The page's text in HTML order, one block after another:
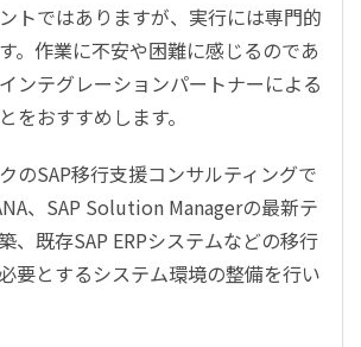
トではありますが、実行には専門的
。作業に不安や困難に感じるのであ
ンテグレーションパートナーによる
をおすすめします。
のSAP移行支援コンサルティングで
、SAP Solution Managerの最新テ
、既存SAP ERPシステムなどの移行
要とするシステム環境の整備を行い